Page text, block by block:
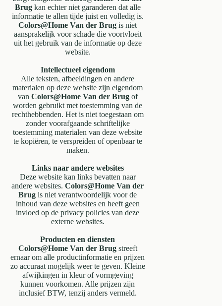
Brugkan echter niet garanderen dat alle
informatie te allen tijde juist en volledig is.
Colors@Home Van der Brug is niet
aansprakelijk voor schade die voortvloeit
uit het gebruik van de informatie op deze
website.
Intellectueel eigendom
Alle teksten, afbeeldingen en andere
materialen op deze website zijn eigendom
van Colors@Home Van der Brugof
worden gebruikt met toestemming van de
rechthebbenden. Het is niet toegestaan om
zonder voorafgaande schriftelijke
toestemming materialen van deze website
te kopiëren, te verspreiden of openbaar te
maken.
Links naar andere websites
Deze website kan links bevatten naar
andere websites.Colors@Home Van der
Brug is niet verantwoordelijk voor de
inhoud van deze websites en heeft geen
invloed op de privacy policies van deze
externe websites.
Producten en diensten
Colors@Home Van der Brugstreeft
ernaar om alle productinformatie en prijzen
zo accuraat mogelijk weer te geven. Kleine
afwijkingen in kleur of vormgeving
kunnen voorkomen. Alle prijzen zijn
inclusief BTW, tenzij anders vermeld.